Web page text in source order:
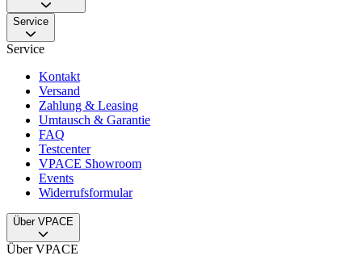
Service
Service
Kontakt
Versand
Zahlung & Leasing
Umtausch & Garantie
FAQ
Testcenter
VPACE Showroom
Events
Widerrufsformular
Über VPACE
Über VPACE